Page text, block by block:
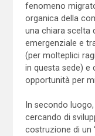
fenomeno
organica della
una chiara scelta
emergenziale e
(per molteplici
in questa sede) e
opportunità per
In secondo
cercando di
costruzione di un